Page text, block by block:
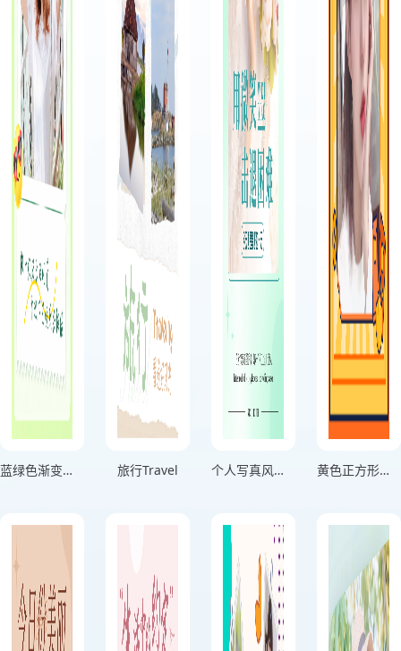
蓝绿色渐变分享生活记录海报 旅行Travel 个人写真风格用微笑击退困难绿色竖版海报 黄色正方形头像个人头像海报